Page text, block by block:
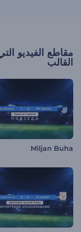
مقاطع الفيديو
القالب
Miljan Buha